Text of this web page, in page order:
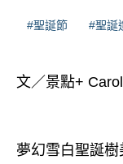
#聖誕節 #聖誕
文／景點+
夢幻雪白聖誕